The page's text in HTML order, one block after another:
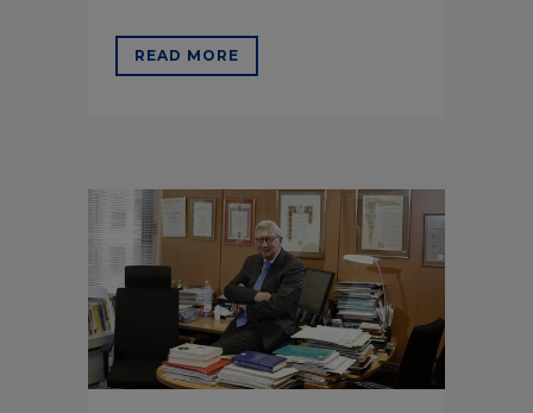
READ MORE